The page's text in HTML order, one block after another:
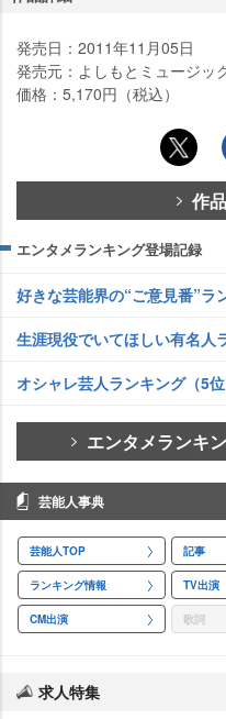
発売日：2011年11月05日
発売元：よしもとミュージッ
価格：5,170円（税込）
作
エンタメランキング登場記録
好きな芸能界の“ご意見番”ラ
生涯現役でいてほしい有名人
オシャレ芸人ランキング（5位
エンタメランキ
芸能人事典
芸能人TOP 記事
ランキング情報 TV出演
CM出演 歌詞
求人特集